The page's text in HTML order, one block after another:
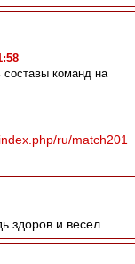
команд на
ru/match201
здоров и весел.